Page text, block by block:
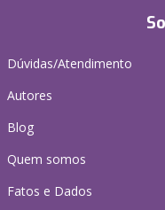
Dúvidas/Atendimento
Autores
Blog
Quem somos
Fatos e Dados